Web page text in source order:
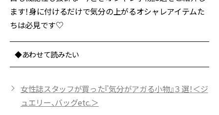
ます！身に付けるだけで気分の上がるオシャレアイテムた
ちは必見です♡
◆あわせて読みたい
女性誌スタッフが買った『気分がアガる小物』３選！＜ジ
ュエリー、バッグetc.＞